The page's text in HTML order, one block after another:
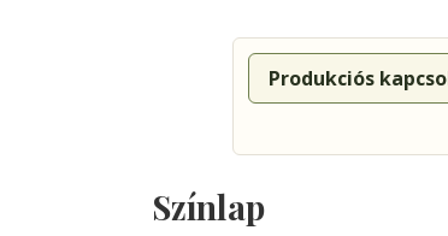
Produkciós
Színlap